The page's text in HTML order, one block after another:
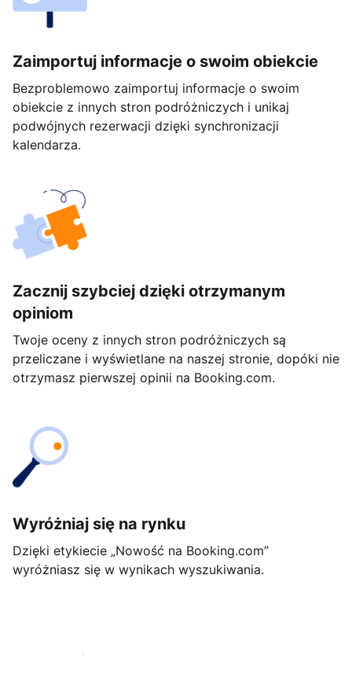
Zaimportuj informacje o swoim obiekcie
Bezproblemowo zaimportuj informacje o swoim
obiekcie z innych stron podróżniczych i unikaj
podwójnych rezerwacji dzięki synchronizacji
kalendarza.
Zacznij szybciej dzięki otrzymanym
opiniom
Twoje oceny z innych stron podróżniczych są
przeliczane i wyświetlane na naszej stronie, dopóki nie
otrzymasz pierwszej opinii na Booking.com.
Wyróżniaj się na rynku
Dzięki etykiecie „Nowość na Booking.com”
wyróżniasz się w wynikach wyszukiwania.
Rozpocznij już dziś